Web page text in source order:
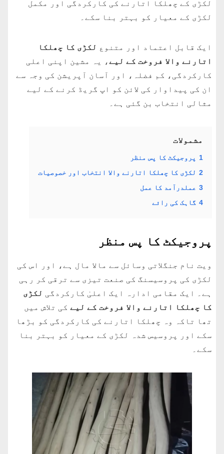
لکڑی کے چھلکا اتارنے کی کارکردگی اور مکمل
لکڑی کے معیار کو بہتر بنا سکے۔
ایک قابل اعتماد اور متنوع لکڑی کا چھلکا
اتارنے والا فروخت کے لیے ، یہ مشین اپنی اعلی
کارکردگی، کم فضلہ، اور آسان آپریشن کی وجہ سے
ان کی پیداوار کی لائن کو اپ گریڈ کرنے کے لیے
مثالی انتخاب بن گئی ہے۔
مشمولات
1
پروجیکٹ کا پس منظر
2 لکڑی کا چھلکا اتارنے والا انتخاب اور خصوصیات
3 عملدرآمد کا عمل
4 گاہک کی رائے
پروجیکٹ کا پس منظر
ویت نام جنگلاتی وسائل سے مالا مال ہے، اور اس کی
لکڑی کی پروسیسنگ کی صنعت تیزی سے ترقی کر رہی
ہے۔ ایک مقامی ادارہ ایک اعلیٰ کارکردگی لکڑی
کا چھلکا اتارنے والا فروخت کے لیے کی تلاش میں
تھا تاکہ وہ چھلکا اتارنے کی کارکردگی کو بڑھا
سکے اور پروسیس شدہ لکڑی کے معیار کو بہتر بنا
سکے۔